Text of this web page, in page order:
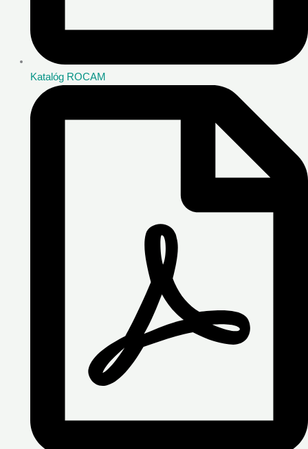
Katalóg ROCAM